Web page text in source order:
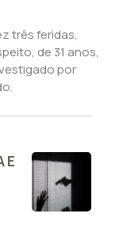
três feridas,
de 31 anos,
por
E